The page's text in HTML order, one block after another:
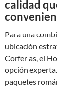
calidad
Para una
ubicación
Corferias, el
opción
paquetes